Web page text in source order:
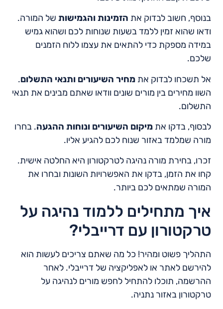
בנוסף, חשוב לבדוק את הזמינות והגמישות של המורה.
ודאו שהוא זמין ללמד בשעות שנוחות לכם ושהוא גמיש
במידה מספקת כדי להתאים את עצמו ללוח הזמנים
שלכם.
אל תשכחו לבדוק את מחיר השיעורים ותנאי התשלום.
השוו מחירים בין מורים שונים וודאו שאתם מבינים את תנאי
התשלום.
לבסוף, בדקו את מיקום השיעורים ונוחות ההגעה. בחרו
מורה שמלמד באזור שנוח לכם להגיע אליו.
זכרו, בחירת מורה נהיגה לטרקטורון היא החלטה אישית.
קחו את הזמן, בדקו את האפשרויות השונות ובחרו את
המורה שמתאים לכם ביותר.
איך מתחילים ללמוד נהיגה על
טרקטורון עם דרייבלי?
התהליך פשוט ומהיר! כל מה שאתם צריכים לעשות הוא
להירשם לאתר או לאפליקציה של דרייבלי. לאחר
ההרשמה, תוכלו להתחיל לחפש מורים לנהיגה על
טרקטורון באזור נתניה.